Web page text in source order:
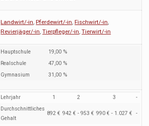
Landwirt/-in,Pferdewirt/-in,Fischwirt/-in,
Revierjäger/-in,Tierpfleger/-in,Tierwirt/-in
Hauptschule
19,00 %
Realschule
47,00 %
Gymnasium
31,00 %
Lehrjahr 1 2 3
-
Durchschnittliches
Gehalt
892 € 942 € - 953 € 990 € - 1.027 € -